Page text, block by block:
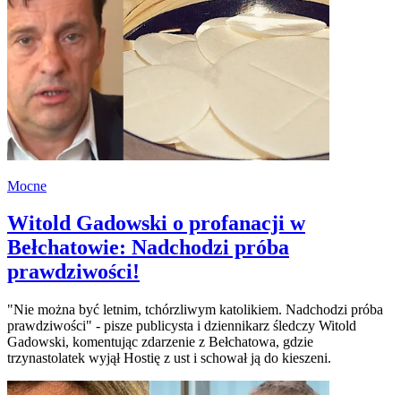
Mocne
Witold Gadowski o profanacji w
Bełchatowie: Nadchodzi próba
prawdziwości!
"Nie można być letnim, tchórzliwym katolikiem. Nadchodzi próba
prawdziwości" - pisze publicysta i dziennikarz śledczy Witold
Gadowski, komentując zdarzenie z Bełchatowa, gdzie
trzynastolatek wyjął Hostię z ust i schował ją do kieszeni.